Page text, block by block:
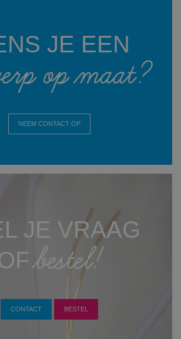
JE EEN
op maat?
NEEM CONTACT OP
JE VRAAG
bestel!
CONTACT BESTEL